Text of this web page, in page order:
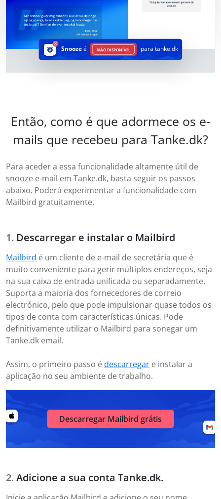
Snoozeé NÃO DISPONÍVEL para tanke.dk
Então, como é que adormece os e-
mails que recebeu para Tanke.dk?
Para aceder a essa funcionalidade altamente útil de
snooze e-mail em Tanke.dk, basta seguir os passos
abaixo. Poderá experimentar a funcionalidade com
Mailbird gratuitamente.
Descarregar e instalar o Mailbird
Mailbird é um cliente de e-mail de secretária que é
muito conveniente para gerir múltiplos endereços, seja
na sua caixa de entrada unificada ou separadamente.
Suporta a maioria dos fornecedores de correio
electrónico, pelo que pode impulsionar quase todos os
tipos de conta com características únicas. Pode
definitivamente utilizar o Mailbird para sonegar um
Tanke.dk email.
Assim, o primeiro passo é descarregar e instalar a
aplicação no seu ambiente de trabalho.
Descarregar Mailbird grátis
Adicione a sua conta Tanke.dk.